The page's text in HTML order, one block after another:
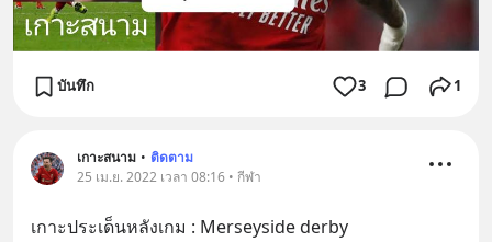
บันทึก 3 1
เกาะสนาม • ติดตาม
25 เม.ย. 2022 เวลา 08:16 • กีฬา
เกาะประเด็นหลังเกม : Merseyside derby